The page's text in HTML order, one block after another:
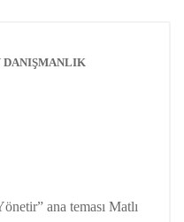
DANIŞMANLIK
ana teması Matlı